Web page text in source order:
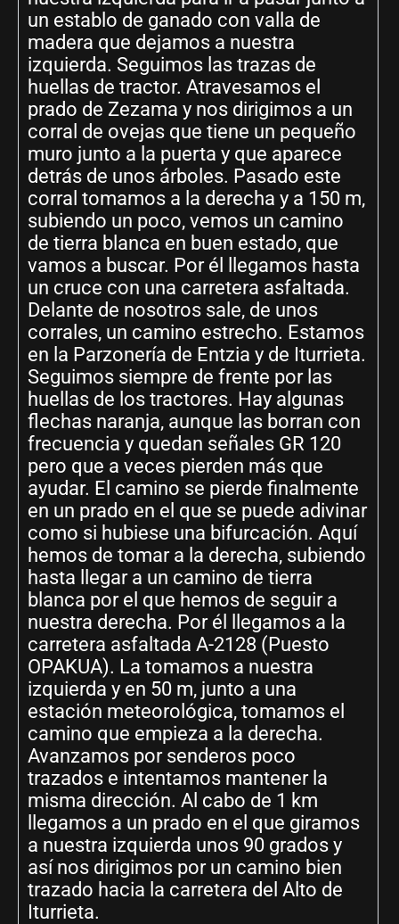
un establo de ganado con valla de
madera que dejamos a nuestra
izquierda. Seguimos las trazas de
huellas de tractor. Atravesamos el
prado de Zezama y nos dirigimos a un
corral de ovejas que tiene un pequeño
muro junto a la puerta y que aparece
detrás de unos árboles. Pasado este
corral tomamos a la derecha y a 150 m,
subiendo un poco, vemos un camino
de tierra blanca en buen estado, que
vamos a buscar. Por él llegamos hasta
un cruce con una carretera asfaltada.
Delante de nosotros sale, de unos
corrales, un camino estrecho. Estamos
en la Parzonería de Entzia y de Iturrieta.
Seguimos siempre de frente por las
huellas de los tractores. Hay algunas
flechas naranja, aunque las borran con
frecuencia y quedan señales GR 120
pero que a veces pierden más que
ayudar. El camino se pierde finalmente
en un prado en el que se puede adivinar
como si hubiese una bifurcación. Aquí
hemos de tomar a la derecha, subiendo
hasta llegar a un camino de tierra
blanca por el que hemos de seguir a
nuestra derecha. Por él llegamos a la
carretera asfaltada A-2128 (Puesto
OPAKUA). La tomamos a nuestra
izquierda y en 50 m, junto a una
estación meteorológica, tomamos el
camino que empieza a la derecha.
Avanzamos por senderos poco
trazados e intentamos mantener la
misma dirección. Al cabo de 1 km
llegamos a un prado en el que giramos
a nuestra izquierda unos 90 grados y
así nos dirigimos por un camino bien
trazado hacia la carretera del Alto de
Iturrieta.